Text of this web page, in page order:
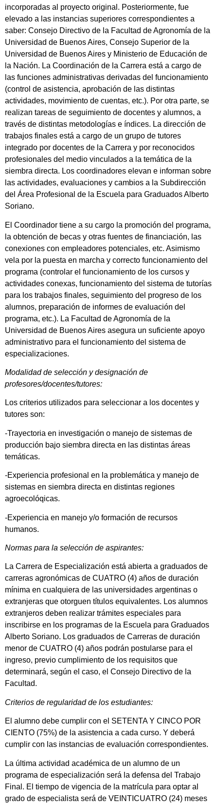
incorporadas al proyecto original. Posteriormente, fue
elevado a las instancias superiores correspondientes a
saber: Consejo Directivo de la Facultad de Agronomía de la
Universidad de Buenos Aires, Consejo Superior de la
Universidad de Buenos Aires y Ministerio de Educación de
la Nación. La Coordinación de la Carrera está a cargo de
las funciones administrativas derivadas del funcionamiento
(control de asistencia, aprobación de las distintas
actividades, movimiento de cuentas, etc.). Por otra parte, se
realizan tareas de seguimiento de docentes y alumnos, a
través de distintas metodologías e índices. La dirección de
trabajos finales está a cargo de un grupo de tutores
integrado por docentes de la Carrera y por reconocidos
profesionales del medio vinculados a la temática de la
siembra directa. Los coordinadores elevan e informan sobre
las actividades, evaluaciones y cambios a la Subdirección
del Área Profesional de la Escuela para Graduados Alberto
Soriano.
El Coordinador tiene a su cargo la promoción del programa,
la obtención de becas y otras fuentes de financiación, las
conexiones con empleadores potenciales, etc. Asimismo
vela por la puesta en marcha y correcto funcionamiento del
programa (controlar el funcionamiento de los cursos y
actividades conexas, funcionamiento del sistema de tutorías
para los trabajos finales, seguimiento del progreso de los
alumnos, preparación de informes de evaluación del
programa, etc.). La Facultad de Agronomía de la
Universidad de Buenos Aires asegura un suficiente apoyo
administrativo para el funcionamiento del sistema de
especializaciones.
Modalidad de selección y designación de
profesores/docentes/tutores:
Los criterios utilizados para seleccionar a los docentes y
tutores son:
-Trayectoria en investigación o manejo de sistemas de
producción bajo siembra directa en las distintas áreas
temáticas.
-Experiencia profesional en la problemática y manejo de
sistemas en siembra directa en distintas regiones
agroecolóqicas.
-Experiencia en manejo y/o formación de recursos
humanos.
Normas para la selección de aspirantes:
La Carrera de Especialización está abierta a graduados de
carreras agronómicas de CUATRO (4) años de duración
mínima en cualquiera de las universidades argentinas o
extranjeras que otorguen títulos equivalentes. Los alumnos
extranjeros deben realizar trámites especiales para
inscribirse en los programas de la Escuela para Graduados
Alberto Soriano. Los graduados de Carreras de duración
menor de CUATRO (4) años podrán postularse para el
ingreso, previo cumplimiento de los requisitos que
determinará, según el caso, el Consejo Directivo de la
Facultad.
Criterios de regularidad de los estudiantes:
El alumno debe cumplir con el SETENTA Y CINCO POR
CIENTO (75%) de la asistencia a cada curso. Y deberá
cumplir con las instancias de evaluación correspondientes.
La última actividad académica de un alumno de un
programa de especialización será la defensa del Trabajo
Final. El tiempo de vigencia de la matrícula para optar al
grado de especialista será de VEINTICUATRO (24) meses